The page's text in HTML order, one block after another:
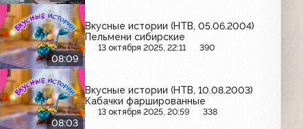
08:09
Вкусные истории (НТВ, 05.06.2004)
Пельмени сибирские
13 октября 2025, 22:11 390
08:03
Вкусные истории (НТВ, 10.08.2003)
Кабачки фаршированные
13 октября 2025, 20:59 338